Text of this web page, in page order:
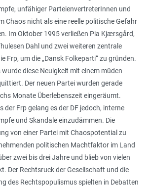
unfähiger ParteienvertreterInnen und
Chaos nicht als eine reelle politische Gefahr
Im Oktober 1995 verließen Pia Kjærsgård,
Dahl und zwei weiteren zentrale
Frp, um die „Dansk Folkeparti“ zu gründen.
diese Neuigkeit mit einem müden
Der neuen Partei wurden gerade
Monate Überlebenszeit eingeräumt.
der Frp gelang es der DF jedoch, interne
und Skandale einzudämmen. Die
von einer Partei mit Chaospotential zu
politischen Machtfaktor im Land
zwei bis drei Jahre und blieb von vielen
Der Rechtsruck der Gesellschaft und die
des Rechtspopulismus spielten in Debatten